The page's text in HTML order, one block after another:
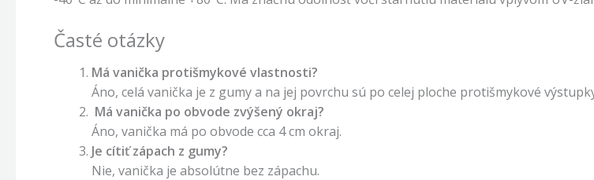
Časté otázky
Má vanička protišmykové vlastnosti?
Áno, celá vanička je z gumy a na jej povrchu sú po celej ploche protišmykové
Má vanička po obvode zvýšený okraj?
Áno, vanička má po obvode cca 4 cm okraj.
Je cítiť zápach z gumy?
Nie, vanička je absolútne bez zápachu.